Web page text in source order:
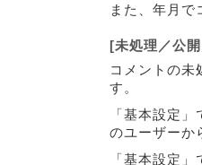
また、年月
[未処理／公
コメントの未
す。
「基本設定
のユーザーか
「基本設定